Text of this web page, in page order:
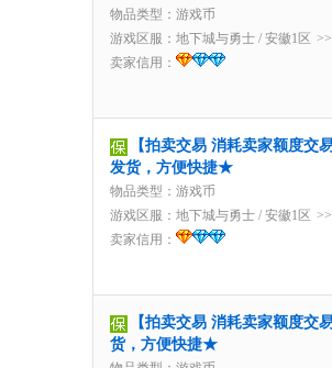
物品类型：游戏币
游戏区服： 地下城与勇士 / 安徽1区
卖家信用：
【拍卖交易 消耗卖家额度交
发货，方便快捷★
物品类型：游戏币
游戏区服： 地下城与勇士 / 安徽1区
卖家信用：
【拍卖交易 消耗卖家额度交
货，方便快捷★